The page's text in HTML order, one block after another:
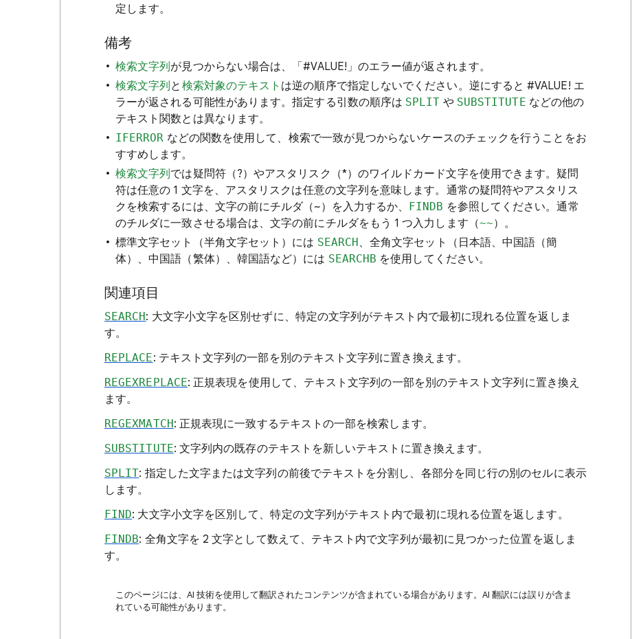
定します。
備考
検索文字列が見つからない場合は、「#VALUE!」のエラー値が返されます。
検索文字列と 検索対象のテキスト は逆の順序で指定しないでください。逆にすると #VALUE! エ
ラーが返される可能性があります。指定する引数の順序は SPLIT や SUBSTITUTE などの他の
テキスト関数とは異なります。
IFERROR などの関数を使用して、検索で一致が見つからないケースのチェックを行うことをお
すすめします。
検索文字列では疑問符（?）やアスタリスク（*）のワイルドカード文字を使用できます。疑問
符は任意の 1 文字を、アスタリスクは任意の文字列を意味します。通常の疑問符やアスタリス
クを検索するには、文字の前にチルダ（~）を入力するか、 FINDB を参照してください。通常
のチルダに一致させる場合は、文字の前にチルダをもう 1 つ入力します（~~）。
標準文字セット（半角文字セット）には SEARCH、全角文字セット（日本語、中国語（簡
体）、中国語（繁体）、韓国語など）には SEARCHB を使用してください。
関連項目
SEARCH: 大文字小文字を区別せずに、特定の文字列がテキスト内で最初に現れる位置を返しま
す。
REPLACE: テキスト文字列の一部を別のテキスト文字列に置き換えます。
REGEXREPLACE: 正規表現を使用して、テキスト文字列の一部を別のテキスト文字列に置き換え
ます。
REGEXMATCH: 正規表現に一致するテキストの一部を検索します。
SUBSTITUTE: 文字列内の既存のテキストを新しいテキストに置き換えます。
SPLIT: 指定した文字または文字列の前後でテキストを分割し、各部分を同じ行の別のセルに表示
します。
FIND: 大文字小文字を区別して、特定の文字列がテキスト内で最初に現れる位置を返します。
FINDB: 全角文字を 2 文字として数えて、テキスト内で文字列が最初に見つかった位置を返しま
す。
このページには、AI 技術を使用して翻訳されたコンテンツが含まれている場合があります。AI 翻訳には誤りが含ま
れている可能性があります。